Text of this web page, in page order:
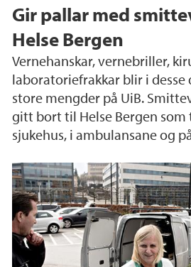
Gir pallar med
Helse Bergen
Vernehanskar, vernebriller,
laboratoriefrakkar blir i desse
store mengder på UiB.
gitt bort til Helse Bergen som
sjukehus, i ambulansane og